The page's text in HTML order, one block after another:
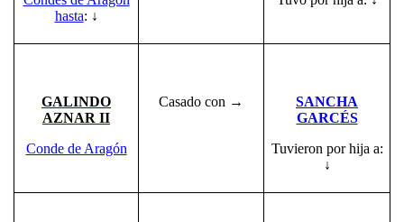
hasta: ↓
GALINDO
AZNAR II
Conde de Aragón
Casado con →
SANCHA
GARCÉS
Tuvieron por hija a:
↓